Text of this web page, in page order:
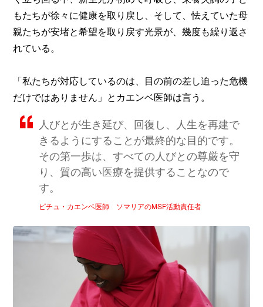
もたちが徐々に健康を取り戻し、そして、怯えていた母
親たちが安堵と希望を取り戻す光景が、幾度も繰り返さ
れている。
「私たちが対応しているのは、目の前の差し迫った危機
だけではありません」とカエンベ医師は言う。
人びとが生き延び、回復し、人生を再建で
きるようにすることが最終的な目的です。
その第一歩は、すべての人びとの尊厳を守
り、質の高い医療を提供することなので
す。
ピチュ・カエンベ医師 ソマリアのMSF活動責任者